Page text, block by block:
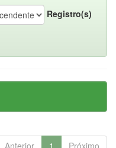
Registro(s)
Anterior 1 Próximo